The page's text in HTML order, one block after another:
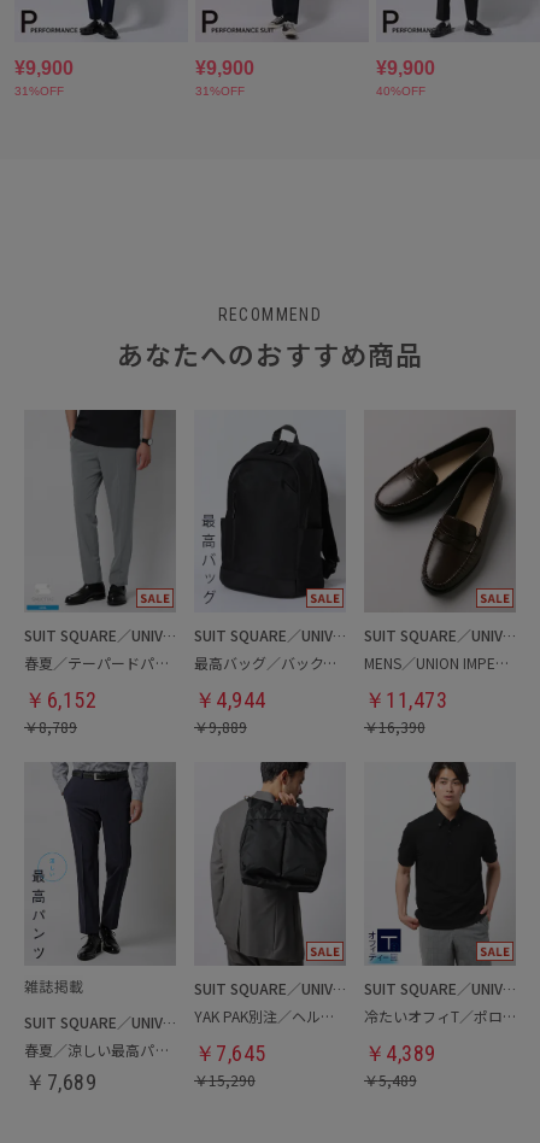
RECOMMEND
あなたへのおすすめ商品
SUIT SQUARE／UNIVERSAL LANGUAGE
春夏／テーパードパンツ
￥ 6,152
￥8,789
SUIT SQUARE／UNIVERSAL LANGUAGE
最高バッグ／バックパック
￥ 4,944
￥9,889
SUIT SQUARE／UNIVERSAL LANGUAGE
MENS／UNION IMPERIAL監修／コインローファー
￥ 11,473
￥16,390
SUIT SQUARE／UNIVERSAL LANGUAGE
春夏／涼しい最高パンツ
￥ 7,689
SUIT SQUARE／UNIVERSAL LANGUAGE
YAK PAK別注／ヘルメットバッグ
￥ 7,645
￥15,290
SUIT SQUARE／UNIVERSAL LANGUAGE
冷たいオフィT／ポロシャツ
￥ 4,389
￥5,489